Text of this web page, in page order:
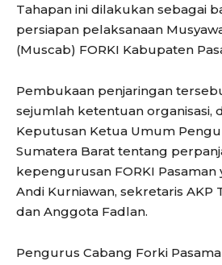
Tahapan ini dilakukan sebagai
persiapan pelaksanaan
(Muscab) FORKI Kabupaten
Pembukaan penjaringan
sejumlah ketentuan organisasi,
Keputusan Ketua Umum
Sumatera Barat tentang
kepengurusan FORKI
Andi Kurniawan, sekretaris AKP
dan Anggota Fadlan.
Pengurus Cabang Forki